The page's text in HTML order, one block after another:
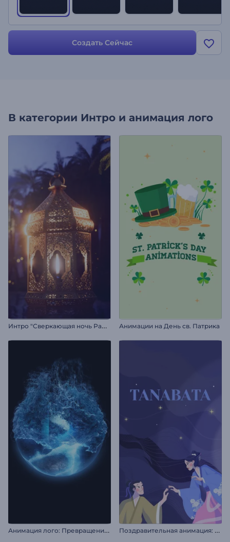
Создать Сейчас
В категории Интро и анимация лого
И
нтро "Сверкающая ночь Рамадана" Анимации на День св. Патрика
А
нимация лого: Превращение из льда П
оздравительная анимация: Танабата